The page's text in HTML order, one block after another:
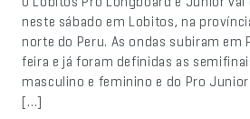
neste sábado em Lobitos, na
norte do Peru. As ondas subiram em
feira e já foram definidas as
masculino e feminino e do Pro
[…]